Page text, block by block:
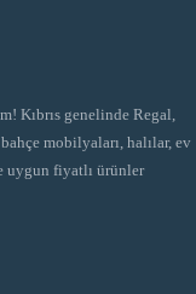
Kıbrıs genelinde Regal,
mobilyaları, halılar, ev
fiyatlı ürünler